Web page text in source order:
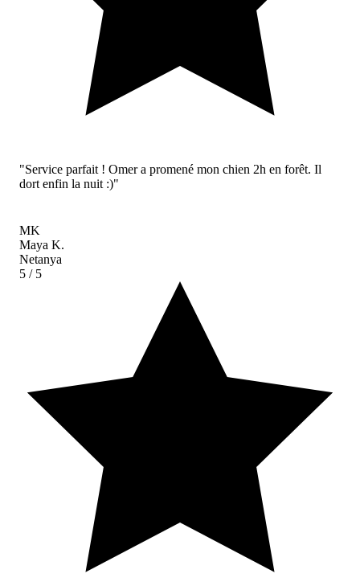
"Service parfait ! Omer a promené mon chien 2h en forêt. Il
dort enfin la nuit :)"
MK
Maya K.
Netanya
5 / 5